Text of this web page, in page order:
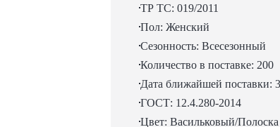
ТР ТС: 019/2011
Пол: Женский
Сезонность: Всесезонный
Количество в поставке: 200
Дата ближайшей поставки:
ГОСТ: 12.4.280-2014
Цвет: Васильковый/Полоска